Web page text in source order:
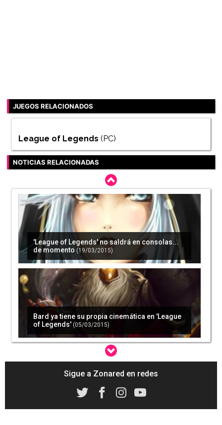
JUEGOS RELACIONADOS
League of Legends (PC)
NOTICIAS RELACIONADAS
'League of Legends' no saldrá en consolas...
de momento (19/03/2015)
Bard ya tiene su propia cinemática en 'League
of Legends' (05/03/2015)
El precio de los Riot Points en 'League of
Legends' aumenta en Europa
Sigue a Zonared en redes